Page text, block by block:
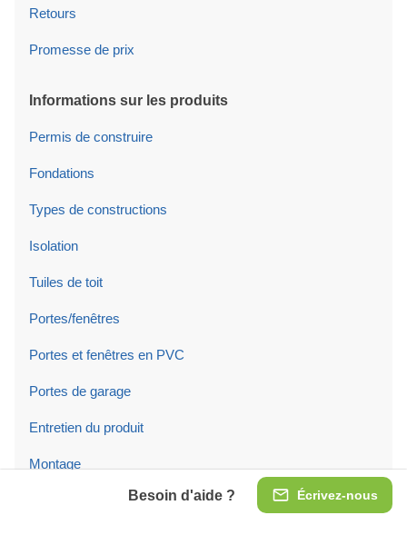
Écrivez-nous
Besoin d'aide ?
Retours
Promesse de prix
Informations sur les produits
Permis de construire
Fondations
Types de constructions
Isolation
Tuiles de toit
Portes/fenêtres
Portes et fenêtres en PVC
Portes de garage
Entretien du produit
Montage